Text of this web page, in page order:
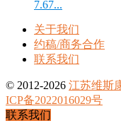
7.67...
关于我们
约稿/商务合作
联系我们
© 2012-2026 江苏维斯
ICP备2022016029号
联系我们